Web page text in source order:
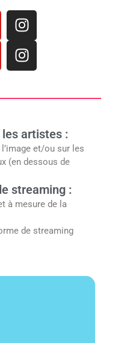
a
m
t
a
g
r
a
I
n
s
t
m
I
n
r
a
m
artistes :
et/ou sur les
(en dessous de
streaming :
à mesure de la
de streaming